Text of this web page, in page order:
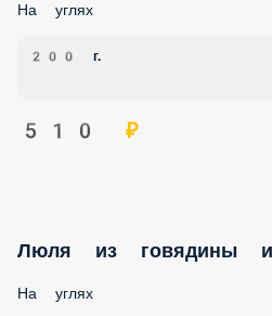
На углях
200 г.
510 ₽
Люля из говядины
На углях